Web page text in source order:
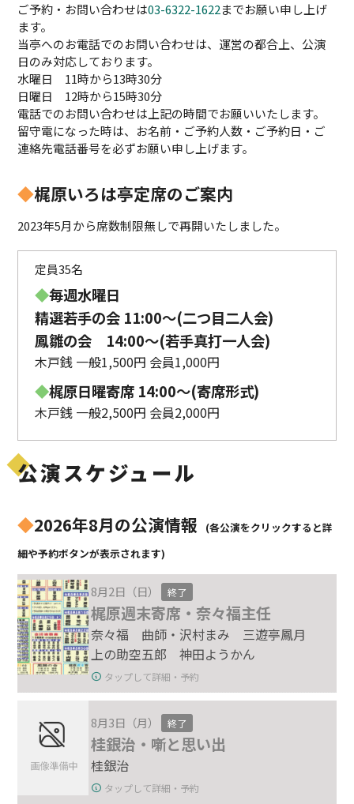
ご予約・お問い合わせは03-6322-1622までお願い申し上げ
ます。
当亭へのお電話でのお問い合わせは、運営の都合上、公演
日のみ対応しております。
水曜日 11時から13時30分
日曜日 12時から15時30分
電話でのお問い合わせは上記の時間でお願いいたします。
留守電になった時は、お名前・ご予約人数・ご予約日・ご
連絡先電話番号を必ずお願い申し上げます。
◆梶原いろは亭定席のご案内
2023年5月から席数制限無しで再開いたしました。
定員35名
◆毎週水曜日
精選若手の会 11:00〜(二つ目二人会)
鳳雛の会 14:00～(若手真打一人会)
木戸銭 一般1,500円 会員1,000円
◆梶原日曜寄席 14:00〜(寄席形式)
木戸銭 一般2,500円 会員2,000円
公演スケジュール
◆2026年8月の公演情報
(各公演をクリックすると詳
細や予約ボタンが表示されます)
8月2日（日） 終了
梶原週末寄席・奈々福主任
奈々福 曲師・沢村まみ 三遊亭鳳月
上の助空五郎 神田ようかん
タップして詳細・予約
8月3日（月） 終了
桂銀治・噺と思い出
桂銀治
タップして詳細・予約